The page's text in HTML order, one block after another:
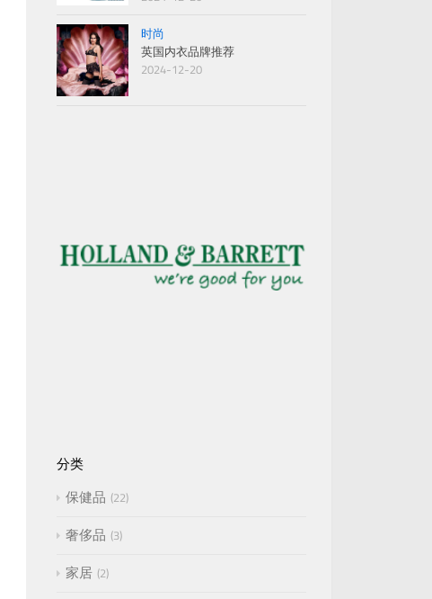
时尚
英国内衣品牌推荐
2024-12-20
分类
保健品 22
奢侈品 3
家居 2